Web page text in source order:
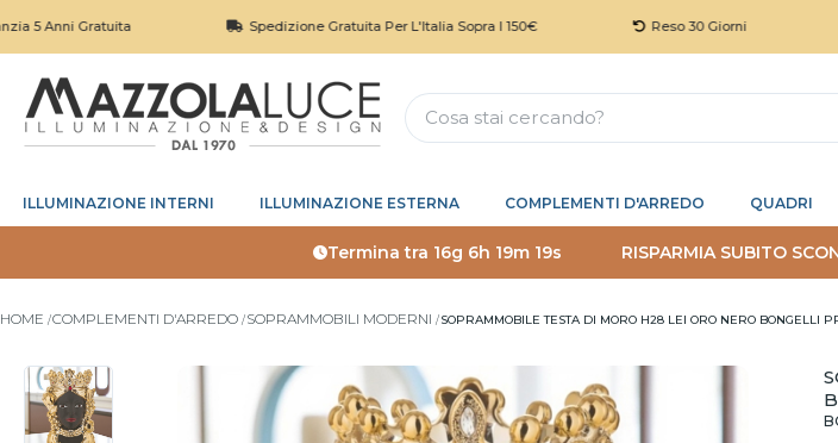
Gratuita Spedizione Gratuita Per L'Italia Sopra I 150€ Reso 30 Giorni ★ ★
ILLUMINAZIONE INTERNI ILLUMINAZIONE ESTERNA COMPLEMENTI D'ARREDO QUADRI
Termina tra 16g 6h 19m 18s RISPARMIA SUBITO
HOME COMPLEMENTI D'ARREDO SOPRAMMOBILI MODERNI SOPRAMMOBILE TESTA DI MORO H28 LEI ORO NERO BONGELLI